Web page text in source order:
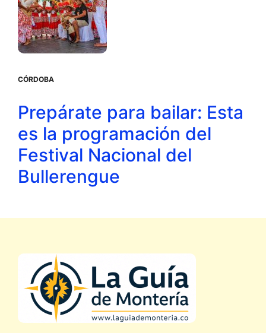
CÓRDOBA
Prepárate para bailar: Esta
es la programación del
Festival Nacional del
Bullerengue